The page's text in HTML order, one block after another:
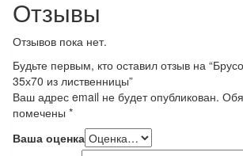
Отзывы
Отзывов пока нет.
Будьте первым, кто оставил отзыв на
35х70 из лиственницы”
Ваш адрес email не будет опубликован.
помечены *
Ваша оценка